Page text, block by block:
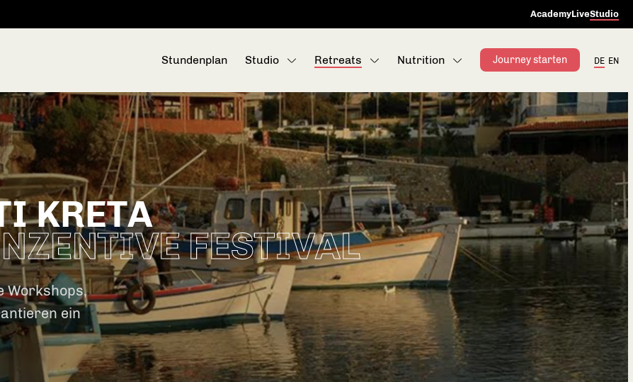
AcademyLiveStudio
Stundenplan Studio Retreats Nutrition Journey starten DE EN
KRETA
FESTIVAL
Workshops,
ein
Wähle dein Fitnessziel Wähle dein Fitnesslevel